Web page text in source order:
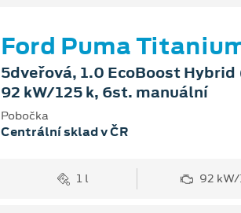
Ford Puma
5dveřová, 1.0 EcoBoost Hybrid
92 kW/125 k, 6st. manuální
Pobočka
Centrální sklad v ČR
1 l 92